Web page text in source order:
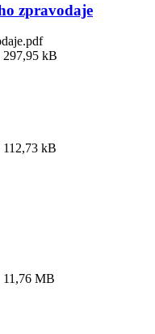
zpravodaje
297,95 kB
kB
11,76 MB